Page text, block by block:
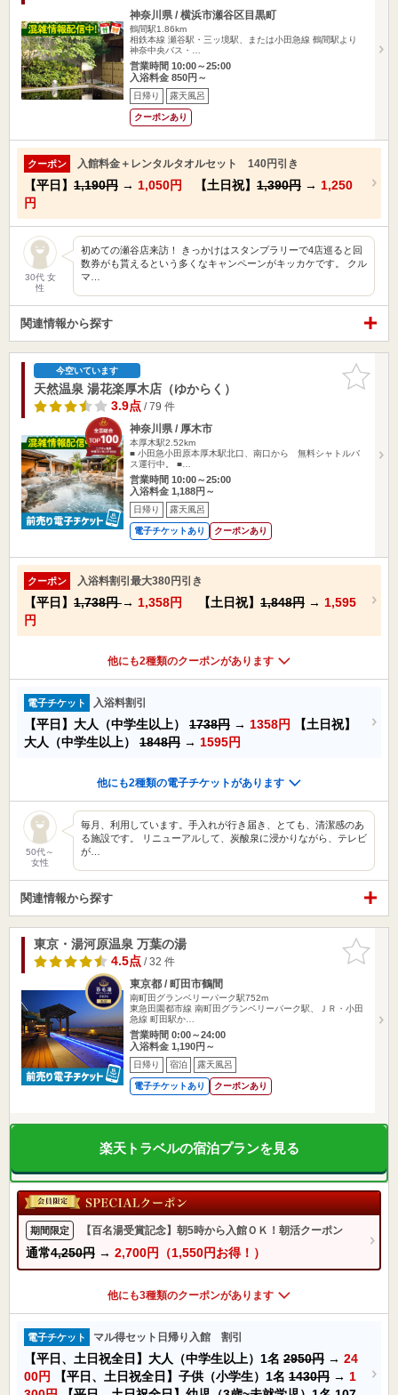
神奈川県 / 横浜市瀬谷区目黒町
鶴間駅1.86km
相鉄本線 瀬谷駅・三ッ境駅、または小田急線 鶴間駅より
神奈中央バス・…
営業時間 10:00～25:00
入浴料金 850円～
日帰り 露天風呂
クーポンあり
クーポン 入館料金＋レンタルタオルセット 140円引き
【平日】 1,190円 → 1,050円 【土日祝】 1,390円 → 1,250
円
30代 女
性
初めての瀬谷店来訪！ きっかけはスタンプラリーで4店巡ると回
数券がも貰えるという多くなキャンペーンがキッカケです。 クル
マ…
関連情報から探す
お気に入
りに追加
今空いています
天然温泉 湯花楽厚木店（ゆからく）
3.9点/ 79 件
神奈川県 / 厚木市
本厚木駅2.52km
■ 小田急小田原本厚木駅北口、南口から 無料シャトルバ
ス運行中。 ■…
営業時間 10:00～25:00
入浴料金 1,188円～
日帰り 露天風呂
電子チケットあり クーポンあり
クーポン 入浴料割引最大380円引き
【平日】 1,738円→ 1,358円 【土日祝】 1,848円 → 1,595
円
他にも2種類のクーポンがあります
電子チケット 入浴料割引
【平日】大人（中学生以上） 1738円 → 1358円
【土日祝】
大人（中学生以上） 1848円 → 1595円
他にも2種類の電子チケットがあります
50代～
女性
毎月、利用しています。手入れが行き届き、とても、清潔感のあ
る施設です。 リニューアルして、炭酸泉に浸かりながら、テレビ
が…
関連情報から探す
お気に入
りに追加
東京・湯河原温泉 万葉の湯
4.5点/ 32 件
東京都 / 町田市鶴間
南町田グランベリーパーク駅752m
東急田園都市線 南町田グランベリーパーク駅、ＪＲ・小田
急線 町田駅か…
営業時間 0:00～24:00
入浴料金 1,190円～
日帰り 宿泊 露天風呂
電子チケットあり クーポンあり
楽天トラベルの宿泊プランを見る
期間限定 【百名湯受賞記念】朝5時から入館ＯＫ！朝活クーポン
通常4,250円 → 2,700円（1,550円お得！）
他にも3種類のクーポンがあります
電子チケット マル得セット日帰り入館 割引
【平日、土日祝全日】大人（中学生以上）1名 2950円 → 24
00円
【平日、土日祝全日】子供（小学生）1名 1430円 → 1